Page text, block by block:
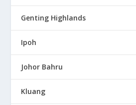
Genting Highlands
Ipoh
Johor Bahru
Kluang